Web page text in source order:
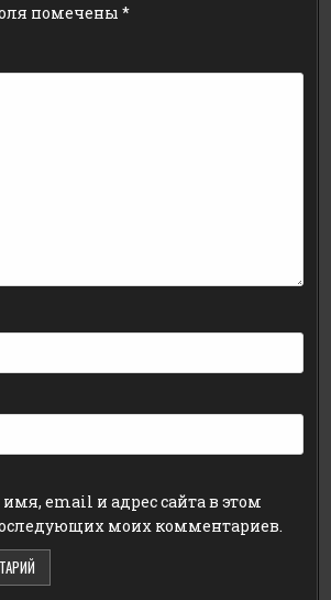
помечены*
email и адрес сайта в этом
моих комментариев.